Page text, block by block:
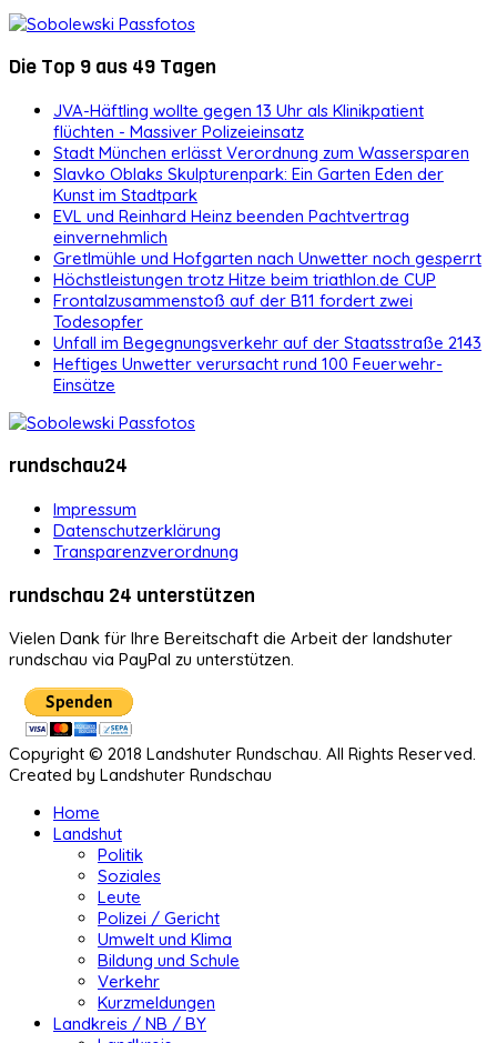
Die Top 9 aus 49 Tagen
JVA-Häftling wollte gegen 13 Uhr als Klinikpatient
flüchten - Massiver Polizeieinsatz
Stadt München erlässt Verordnung zum Wassersparen
Slavko Oblaks Skulpturenpark: Ein Garten Eden der
Kunst im Stadtpark
EVL und Reinhard Heinz beenden Pachtvertrag
einvernehmlich
Gretlmühle und Hofgarten nach Unwetter noch gesperrt
Höchstleistungen trotz Hitze beim triathlon.de CUP
Frontalzusammenstoß auf der B11 fordert zwei
Todesopfer
Unfall im Begegnungsverkehr auf der Staatsstraße 2143
Heftiges Unwetter verursacht rund 100 Feuerwehr-
Einsätze
rundschau24
Impressum
Datenschutzerklärung
Transparenzverordnung
rundschau 24 unterstützen
Vielen Dank für Ihre Bereitschaft die Arbeit der landshuter
rundschau via PayPal zu unterstützen.
Copyright © 2018 Landshuter Rundschau. All Rights Reserved.
Created by Landshuter Rundschau
Home
Landshut
Politik
Soziales
Leute
Polizei / Gericht
Umwelt und Klima
Bildung und Schule
Verkehr
Kurzmeldungen
Landkreis / NB / BY